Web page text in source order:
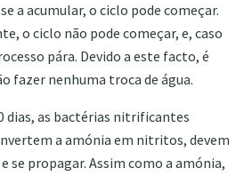
a acumular, o ciclo pode começar.
o ciclo não pode começar, e, caso
pára. Devido a este facto, é
fazer nenhuma troca de água.
dias, as bactérias nitrificantes
a amónia em nitritos, devem
se propagar. Assim como a amónia,